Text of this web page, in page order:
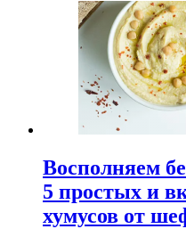
Восполняем
5 простых и
хумусов от